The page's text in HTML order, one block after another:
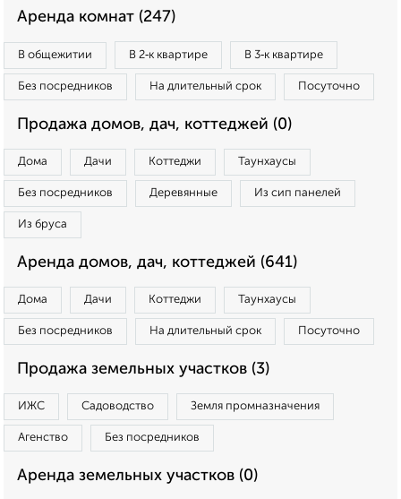
Аренда комнат (247)
В общежитии В 2‑к квартире В 3‑к квартире
Без посредников На длительный срок Посуточно
Продажа домов, дач, коттеджей (0)
Дома Дачи Коттеджи Таунхаусы
Без посредников Деревянные Из сип панелей
Из бруса
Аренда домов, дач, коттеджей (641)
Дома Дачи Коттеджи Таунхаусы
Без посредников На длительный срок Посуточно
Продажа земельных участков (3)
ИЖС Садоводство Земля промназначения
Агенство Без посредников
Аренда земельных участков (0)